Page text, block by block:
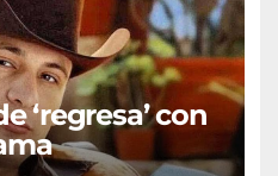
‘regresa’ con